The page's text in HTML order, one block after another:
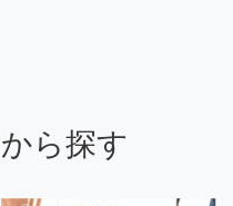
ら探す